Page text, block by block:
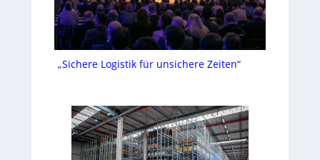
„Sichere Logistik für unsichere Zeiten“